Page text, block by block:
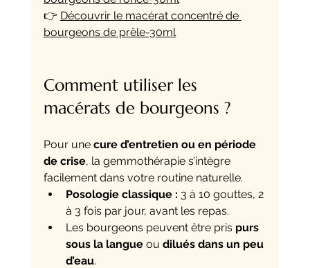
👉 Découvrir le macérat concentré de
bourgeons de prêle-30ml
Comment utiliser les
macérats de bourgeons ?
Pour une cure d’entretien ou en période
de crise, la gemmothérapie s’intègre
facilement dans votre routine naturelle.
Posologie classique : 3 à 10 gouttes, 2
à 3 fois par jour, avant les repas.
Les bourgeons peuvent être pris purs
sous la langue ou dilués dans un peu
d’eau.